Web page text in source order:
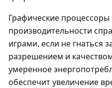
Графические процессоры
производительности
играми, если не гнаться
разрешением и
умеренное
обеспечит увеличение